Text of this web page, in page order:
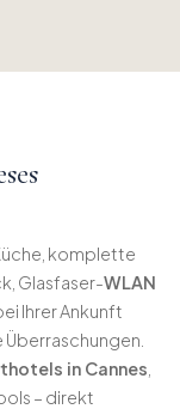
komplette
Glasfaser-WLAN
Ihrer Ankunft
in Cannes
– direkt